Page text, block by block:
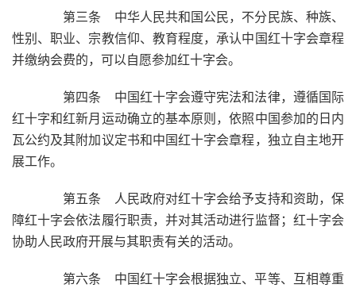
第三条 中华人民共和国公民，不分民族、种族、
性别、职业、宗教信仰、教育程度，承认中国红十字会章程
并缴纳会费的，可以自愿参加红十字会。
第四条 中国红十字会遵守宪法和法律，遵循国际
红十字和红新月运动确立的基本原则，依照中国参加的日内
瓦公约及其附加议定书和中国红十字会章程，独立自主地开
展工作。
第五条 人民政府对红十字会给予支持和资助，保
障红十字会依法履行职责，并对其活动进行监督；红十字会
协助人民政府开展与其职责有关的活动。
第六条 中国红十字会根据独立、平等、互相尊重